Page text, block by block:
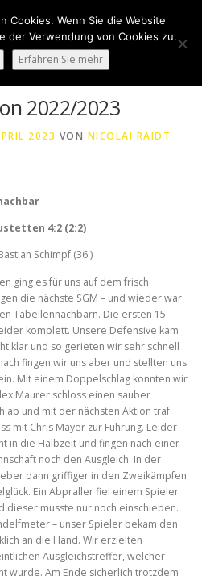
2022/2023
2023 VON NICOLAI RAIDT
4:2 (2:2)
Schimpf (36.)
ging es für uns auf dem frisch
die nächste SGM – und wieder war
Tabellennachbarn. Die ersten 15
komplett. Unsere Defensive kam
klar und so gerieten wir sehr schnell
fingen wir uns aber und stellten uns
Mit einem Doppelschlag konnten wir
Maurer schloss einen sauber
ab und mit der nächsten Aktion traf
mit Chris Mayer zur Führung. Leider
in die Halbzeit und fingen nach einer
noch den Ausgleich. In der
dann griffiger in den Zweikämpfen
Ein Abpraller fiel einem Spieler
dieser musste nur noch einschieben.
– unser Spieler bekam den
an die Hand. Wir erzielten
Ausgleichstreffer, welcher
wurde. Am Ende sicherlich trotzdem
Cookies. Wenn Sie die Website
der Verwendung von Cookies zu.
Erfahren Sie mehr